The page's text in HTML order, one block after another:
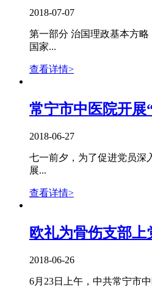
2018-07-07
第一部分 治国理政基本方
国家...
查看详情>
常宁市中医院开展
2018-06-27
七一前夕，为了促进党员深
展...
查看详情>
欧礼为骨伤支部上
2018-06-26
6月23日上午，中共常宁市